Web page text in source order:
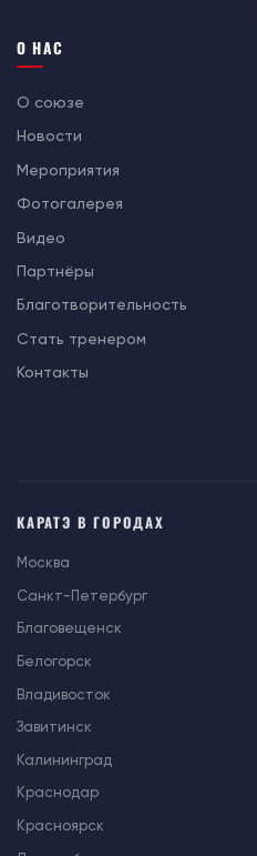
О НАС
О союзе
Новости
Мероприятия
Фотогалерея
Видео
Партнёры
Благотворительность
Стать тренером
Контакты
КАРАТЭ В ГОРОДАХ
Москва
Санкт-Петербург
Благовещенск
Белогорск
Владивосток
Завитинск
Калининград
Краснодар
Красноярск